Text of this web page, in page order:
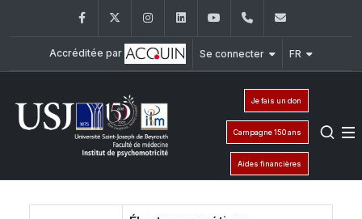
FacebookTwitter InstagramLinkedInYouTube+961 (1) 421 617
Accréditée par Se connecter FR
Je fais un don
Campagne 150 ans
Aides financières